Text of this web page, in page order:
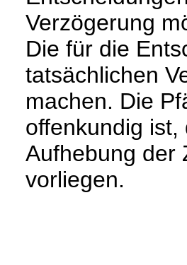
Verzögerung
Die für die
tatsächlichen
machen. Die
offenkundig
Aufhebung der
vorliegen.